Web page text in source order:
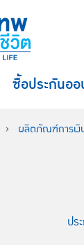
ซื้อประกันออ
ผลิตภัณฑ์การเงิ
ปร